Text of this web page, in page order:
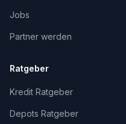
Jobs
Partner werden
Ratgeber
Kredit Ratgeber
Depots Ratgeber